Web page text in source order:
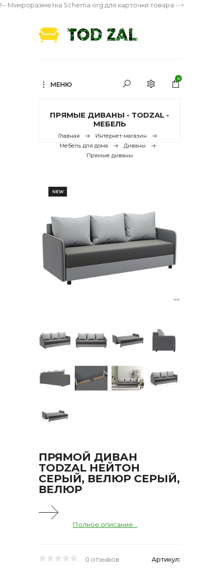
!-- Микроразметка Schema.org для карточки товара -->
МЕНЮ
0
ПРЯМЫЕ ДИВАНЫ - TODZAL -
МЕБЕЛЬ
Главная
Интернет-магазин
Мебель для дома
Диваны
Прямые диваны
NEW
ПРЯМОЙ ДИВАН
TODZAL НЕЙТОН
СЕРЫЙ, ВЕЛЮР СЕРЫЙ,
ВЕЛЮР
Полное описание...
0 отзывов Артикул: